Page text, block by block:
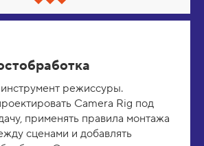
С
в
у
т
/
Р
а
з
в
режиссуры.
Camera Rig под
применять правила монтажа
сценами и добавлять